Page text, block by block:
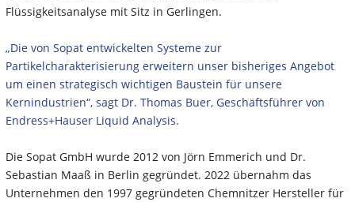
Flüssigkeitsanalyse mit Sitz in Gerlingen.
„Die von Sopat entwickelten Systeme zur
Partikelcharakterisierung erweitern unser bisheriges Angebot
um einen strategisch wichtigen Baustein für unsere
Kernindustrien“, sagt Dr. Thomas Buer, Geschäftsführer von
Endress+Hauser Liquid Analysis.
Die Sopat GmbH wurde 2012 von Jörn Emmerich und Dr.
Sebastian Maaß in Berlin gegründet. 2022 übernahm das
Unternehmen den 1997 gegründeten Chemnitzer Hersteller für